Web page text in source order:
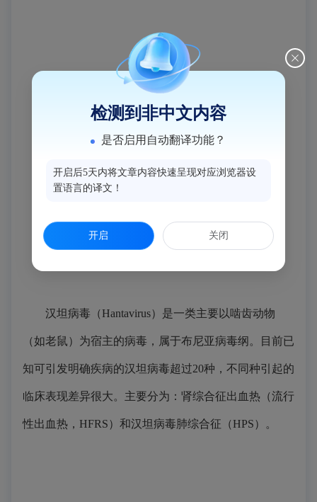
汉坦病毒（Hantavirus）是一类主要以 啮齿动物
（如老鼠）为宿主的病毒，属于布尼亚病毒纲。目前已
知可引发明确疾病的汉坦病毒超过20种，不同种引起的
临床表现差异很大。主要分为：肾综合征出血热（流行
性出血热，HFRS）和汉坦病毒肺综合征（HPS）。
检测到非中文内容
是否启用自动翻译功能？
开启后5天内将文章内容快速呈现对应浏览器设
置语言的译文！
开启 关闭